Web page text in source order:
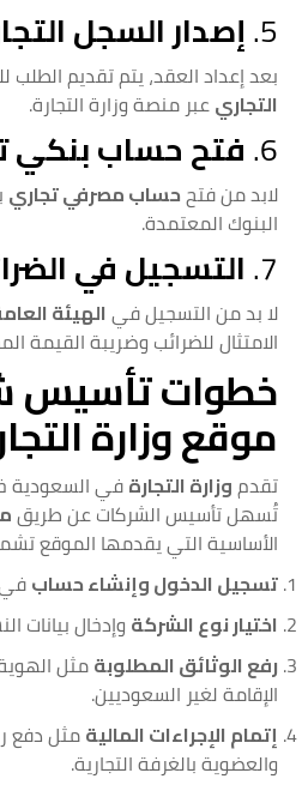
5. إصدار السجل
بعد إعداد العقد، يتم تقديم
التجاريعبر منصة وزارة التجارة.
6. فتح حساب بنكي
لابد من فتححساب مصرفي تجاري
البنوك المعتمدة.
7. التسجيل في
لا بد من التسجيل في الهيئة
الامتثال للضرائب وضريبة القيمة
خطوات تأسيس
موقع وزارة
تقدموزارة التجارةفي السعودية
تُسهل تأسيس الشركات عن طريق
الأساسية التي يقدمها الموقع
تسجيل الدخول وإنشاء حسابفي
اختيار نوع الشركة وإدخال بيانات
رفع الوثائق المطلوبةمثل
الإقامة لغير السعوديين.
إتمام الإجراءات الماليةمثل دفع
والعضوية بالغرفة التجارية.